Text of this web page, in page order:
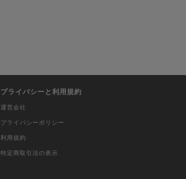
プライバシーと利用規約
運営会社
プライバシーポリシー
利用規約
特定商取引法の表示